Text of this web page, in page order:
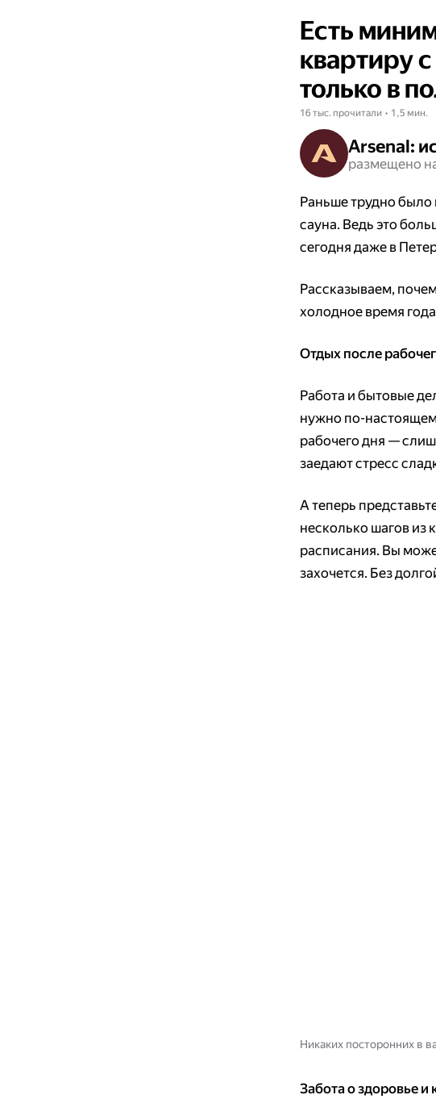
Есть
квартиру
только в
16 тыс. прочитали • 1,5 мин.
Arsenal:
размещено
Раньше трудно было
сауна. Ведь это
сегодня даже в
Рассказываем,
холодное время
Отдых после
Работа и бытовые
нужно по-
рабочего дня —
заедают стресс
А теперь
несколько шагов из
расписания. Вы
захочется. Без
Никаких посторонних в
Забота о здоровье и